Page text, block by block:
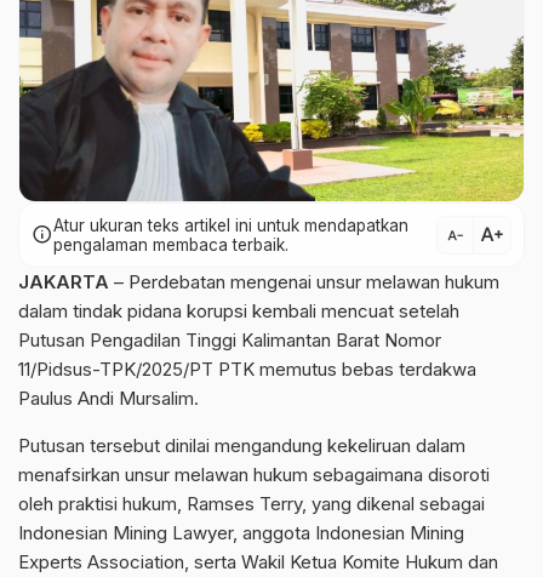
infoAtur ukuran teks artikel ini untuk mendapatkan
pengalaman membaca terbaik.
text_decrease text_increase
JAKARTA – Perdebatan mengenai unsur melawan hukum
dalam tindak pidana korupsi kembali mencuat setelah
Putusan Pengadilan Tinggi Kalimantan Barat Nomor
11/Pidsus-TPK/2025/PT PTK memutus bebas terdakwa
Paulus Andi Mursalim.
Putusan tersebut dinilai mengandung kekeliruan dalam
menafsirkan unsur melawan hukum sebagaimana disoroti
oleh praktisi hukum, Ramses Terry, yang dikenal sebagai
Indonesian Mining Lawyer, anggota Indonesian Mining
Experts Association, serta Wakil Ketua Komite Hukum dan